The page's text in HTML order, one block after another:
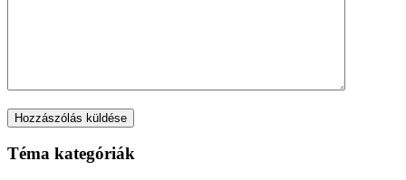
Téma kategóriák